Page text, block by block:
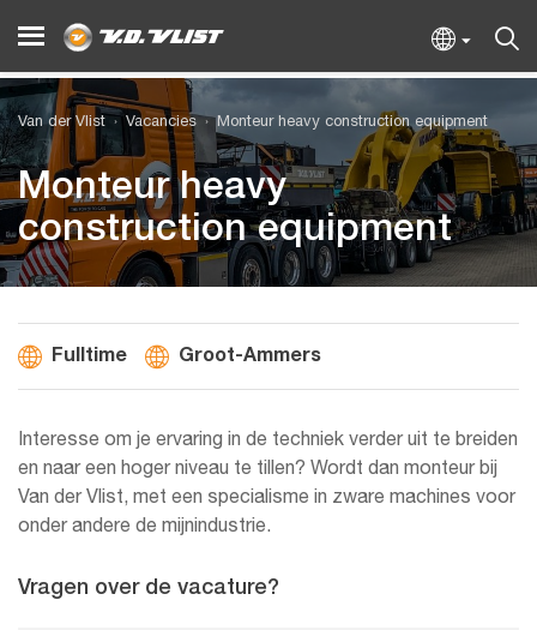
Van der Vlist Vacancies Monteur heavy construction equipment
Monteur heavy
construction equipment
Fulltime Groot-Ammers
Interesse om je ervaring in de techniek verder uit te breiden
en naar een hoger niveau te tillen? Wordt dan monteur bij
Van der Vlist, met een specialisme in zware machines voor
onder andere de mijnindustrie.
Vragen over de vacature?